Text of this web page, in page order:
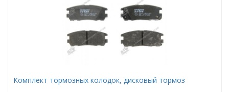
Комплект тормозных колодок, дисковый тормоз